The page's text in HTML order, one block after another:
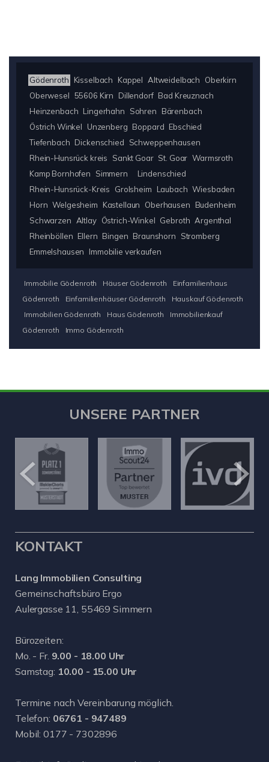
Gödenroth Kisselbach Kappel Altweidelbach
Oberkirn
Oberwesel 55606 Kirn Dillendorf Bad Kreuznach
Heinzenbach Lingerhahn Sohren
Bärenbach
Östrich Winkel
Unzenberg Boppard Ebschied
Tiefenbach Dickenschied
Schweppenhausen
Rhein-Hunsrück kreis
Sankt Goar St. Goar Warmsroth
Kamp Bornhofen
Simmern
Lindenschied
Rhein-Hunsrück-Kreis
Grolsheim Laubach Wiesbaden
Horn Welgesheim Kastellaun Oberhausen
Budenheim
Schwarzen Altlay Östrich-Winkel Gebroth Argenthal
Rheinböllen Ellern Bingen Braunshorn
Stromberg
Emmelshausen
Immobilie verkaufen
Immobilie Gödenroth Häuser Gödenroth
Einfamilienhaus
Gödenroth
Einfamilienhäuser Gödenroth
Hauskauf Gödenroth
Immobilien Gödenroth
Haus Gödenroth
Immobilienkauf
Gödenroth
Immo Gödenroth
UNSERE PARTNER
KONTAKT
Lang Immobilien Consulting
Gemeinschaftsbüro Ergo
Aulergasse 11, 55469 Simmern
Bürozeiten:
Mo. - Fr. 9.00 - 18.00 Uhr
Samstag: 10.00 - 15.00 Uhr
Termine nach Vereinbarung möglich.
Telefon: 06761 - 947489
Mobil: 0177 - 7302896